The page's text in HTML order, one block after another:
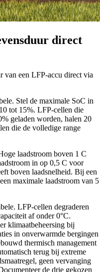
direct
van een LFP-accu direct via
Stel de maximale SoC in
tot 15%. LFP-cellen die
geladen worden, halen 20
die de volledige range
laadstroom boven 1 C
in op 0,5 C voor
boven laadsnelheid. Bij een
maximale laadstroom van 5
LFP-cellen degraderen
af onder 0°C.
klimaatbeheersing bij
in onverwarmde bergingen
thermisch management
terug bij extreme
geen vervanging
de drie gekozen